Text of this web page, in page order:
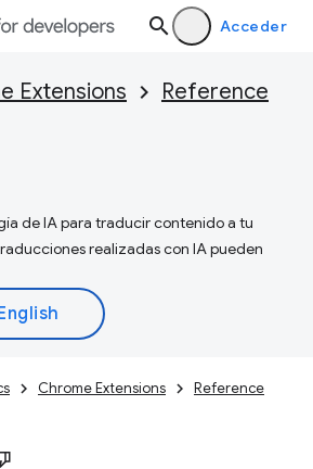
Acceder
Extensions
Reference
de IA para traducir contenido a tu
realizadas con IA pueden
Chrome Extensions
Reference